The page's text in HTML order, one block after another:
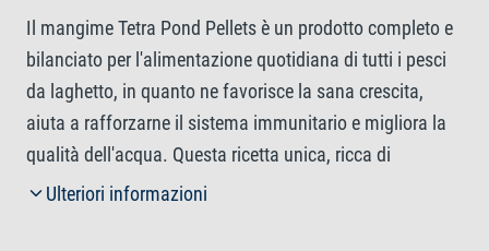
Il mangime Tetra Pond Pellets è un prodotto completo e
bilanciato per l'alimentazione quotidiana di tutti i pesci
da laghetto, in quanto ne favorisce la sana crescita,
aiuta a rafforzarne il sistema immunitario e migliora la
qualità dell'acqua. Questa ricetta unica, ricca di
ingredienti naturali di alta qualità e senza coloranti o
Ulteriori informazioni